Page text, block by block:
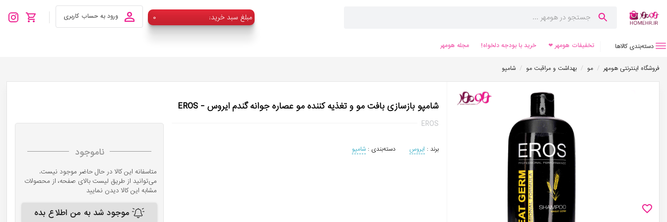
۰ :مبلغ سبد خرید ورود به حساب کاربری
دسته‌بندی کالاها تخفیفات هومهر ❤ خرید با بودجه دلخواه! مجله هومهر
فروشگاه اینترنتی هومهر / مو / بهداشت و مراقبت مو / شامپو
شامپو بازسازی بافت مو و تغذیه کننده مو عصاره جوانه گندم ایروس - EROS
EROS
برند : ایروس دسته‌بندی : شامپو ناموجود
متاسفانه این کالا در حال حاضر موجود نیست.
می‌توانید از طریق لیست بالای صفحه، از محصولات
مشابه این کالا دیدن نمایید
موجود شد به من اطلاع بده